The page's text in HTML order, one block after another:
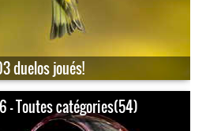
duelos joués!
- Toutes catégories(54)